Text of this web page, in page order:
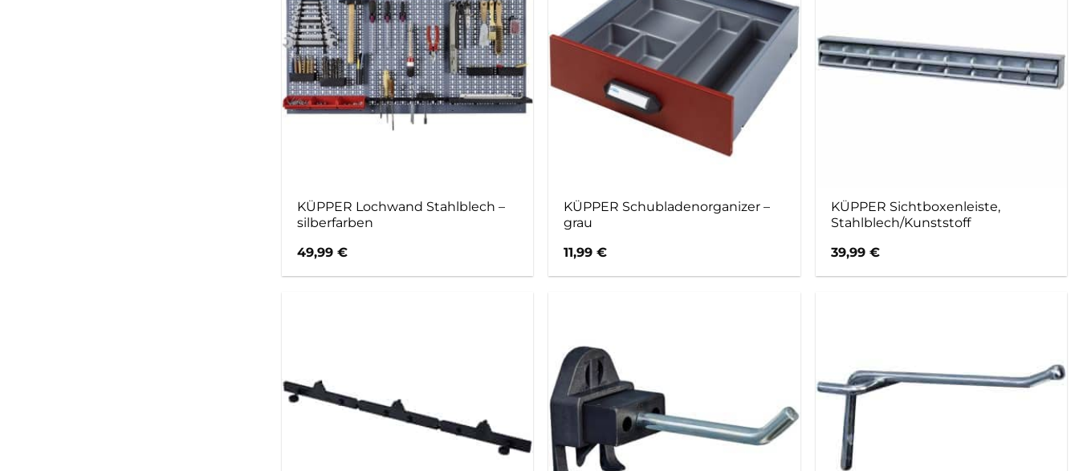
KÜPPER Lochwand Stahlblech –
silberfarben
49,99 €
KÜPPER Schubladenorganizer –
grau
11,99€
KÜPPER Sichtboxenleiste,
Stahlblech/Kunststoff
39,99€